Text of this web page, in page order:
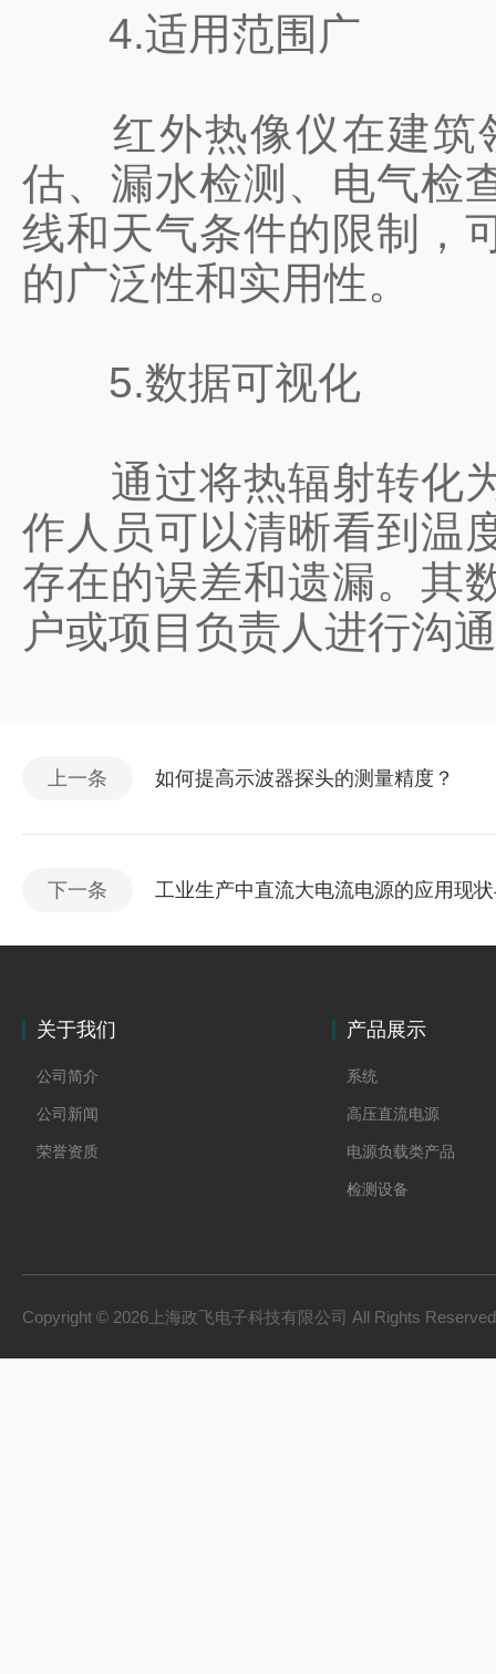
4.适用范围广
红外热像仪在建筑领
估、漏水检测、电气检
线和天气条件的限制，
的广泛性和实用性。
5.数据可视化
通过将热辐射转化为
作人员可以清晰看到温
存在的误差和遗漏。其
户或项目负责人进行沟
上一条 如何提高示波器探头的测量精度？
下一条 工业生产中直流大电流电源的应用现
关于我们
公司简介
公司新闻
荣誉资质
产品展示
系统
高压直流电源
电源负载类产品
检测设备
Copyright © 2026上海政飞电子科技有限公司 All Rights